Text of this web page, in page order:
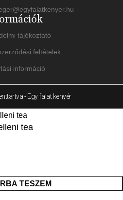
tájékoztató
feltételek
információ
- Egy falat kenyér
tea
TESZEM